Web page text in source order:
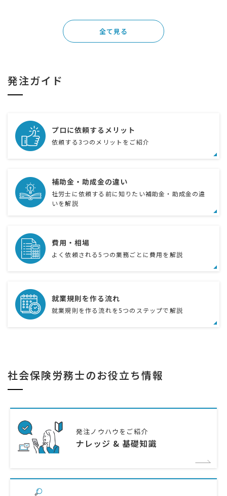
全て見る
発注ガイド
プロに依頼するメリット
依頼する3つのメリットをご紹介
補助金・助成金の違い
社労士に依頼する前に知りたい補助金・助成金の違
いを解説
費用・相場
よく依頼される5つの業務ごとに費用を解説
就業規則を作る流れ
就業規則を作る流れを5つのステップで解説
社会保険労務士のお役立ち情報
発注ノウハウをご紹介
ナレッジ & 基礎知識